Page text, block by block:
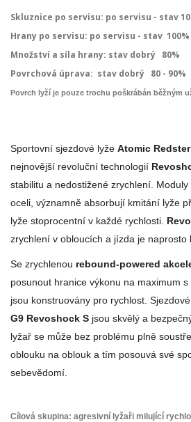
Skluznice po servisu: po servisu - stav
Hrany po servisu: po servisu - stav 100%
Množství a síla hrany: stav dobrý 80%
Povrchová úprava: stav dobrý 80 - 90%
Povrch lyží je pouze trochu poškrábán běžným
Sportovní sjezdové lyže Atomic Redster
nejnovější revoluční technologií
stabilitu a nedostižené zrychlení. Moduly
oceli, významně absorbují kmitání lyže
lyže stoprocentní v každé rychlosti.
zrychlení v obloucích a jízda je naprosto
Se zrychlenou rebound-powered
posunout hranice výkonu na maximum
jsou konstruovány pro rychlost.
G9 Revoshock S jsou skvělý a
lyžař se může bez problému plně
oblouku na oblouk a tím posouvá své
sebevědomí.
Cílová skupina: agresivní lyžaři milující